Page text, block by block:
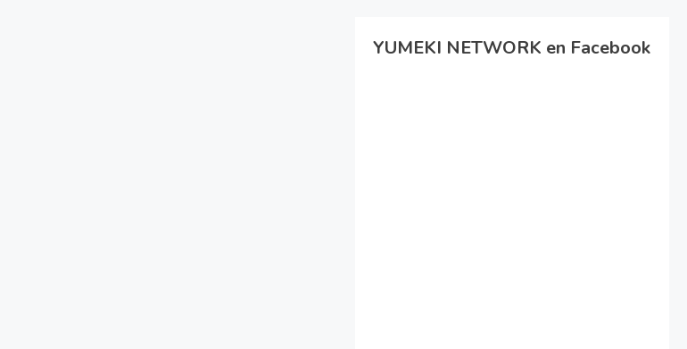
YUMEKI NETWORK en Facebook